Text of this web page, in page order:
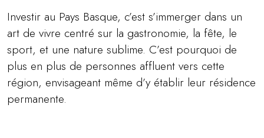
Investir au Pays Basque, c’est s’immerger dans un
art de vivre centré sur la gastronomie, la fête, le
sport, et une nature sublime. C’est pourquoi de
plus en plus de personnes affluent vers cette
région, envisageant même d’y établir leur résidence
permanente.